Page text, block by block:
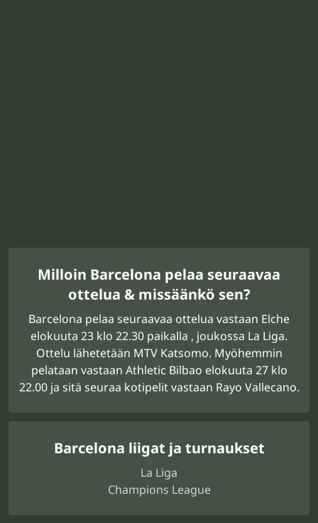
Milloin Barcelona pelaa seuraavaa
ottelua & missäänkö sen?
Barcelona pelaa seuraavaa ottelua vastaan Elche
elokuuta 23 klo 22.30 paikalla , joukossa La Liga.
Ottelu lähetetään MTV Katsomo. Myöhemmin
pelataan vastaan Athletic Bilbao elokuuta 27 klo
22.00 ja sitä seuraa kotipelit vastaan Rayo Vallecano.
Barcelona liigat ja turnaukset
La Liga
Champions League